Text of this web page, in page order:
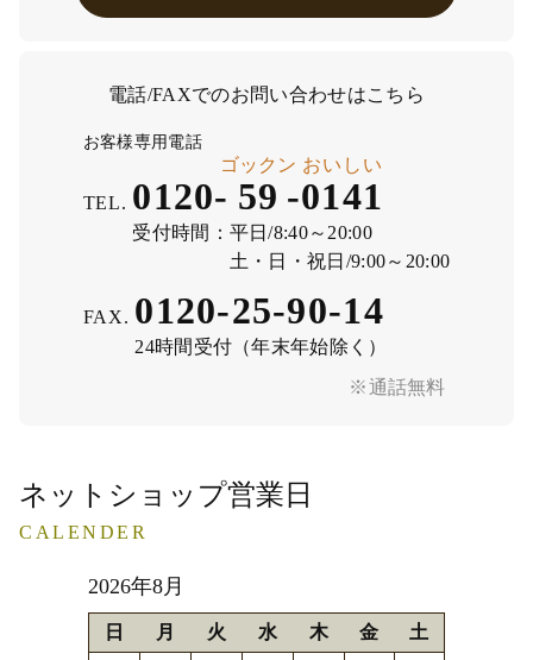
電話/FAXでのお問い合わせはこちら
※通話無料
お客様専用電話
TEL. 0120- 59
ゴックン
-0141
おいしい
受付時間： 平日/8:40～20:00
土・日・祝日/9:00～20:00
FAX. 0120-25-90-14
24時間受付（年末年始除く）
ネットショップ営業日
CALENDER
2026年8月
日 月 火 水 木 金 土